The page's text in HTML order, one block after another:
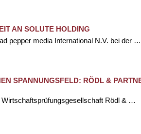
AN SOLUTE HOLDING
pepper media International N.V. bei der …
SPANNUNGSFELD: RÖDL &
Rödl & …